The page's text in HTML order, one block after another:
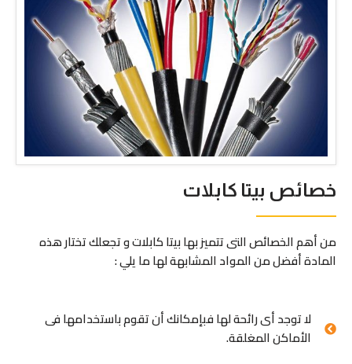
خصائص بيتا كابلات
من أهم الخصائص التى تتميز بها بيتا كابلات و تجعلك تختار هذه
المادة أفضل من المواد المشابهة لها ما يلي :
لا توجد أى رائحة لها فبإمكانك أن تقوم باستخدامها فى
الأماكن المغلقة.